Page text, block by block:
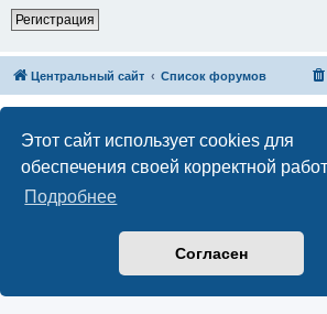
Этот сайт использует cookies для
обеспечения своей корректной
Подробнее
Согласен
Регистрация
Центральный сайт Список форумов
Русская поддержка phpBB